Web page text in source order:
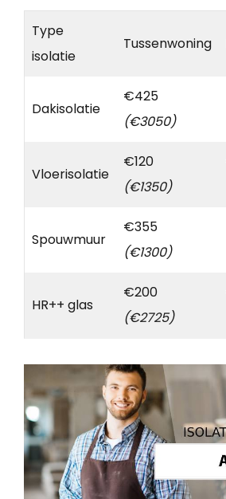
Type
isolatie
Tussenwoning
Dakisolatie
€425
(€3050)
Vloerisolatie
€120
(€1350)
Spouwmuur
€355
(€1300)
HR++ glas
€200
(€2725)